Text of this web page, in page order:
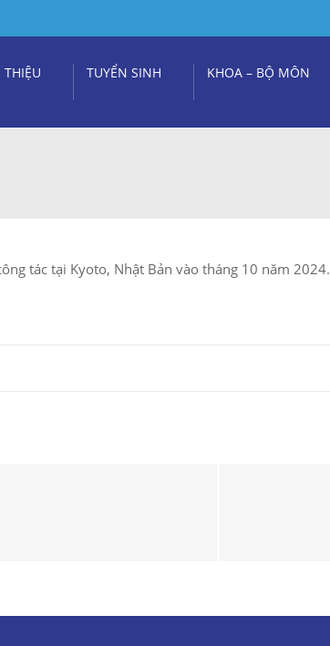
THIỆU TUYỂN SINH KHOA – BỘ MÔN
tác tại Kyoto, Nhật Bản vào tháng 10 năm